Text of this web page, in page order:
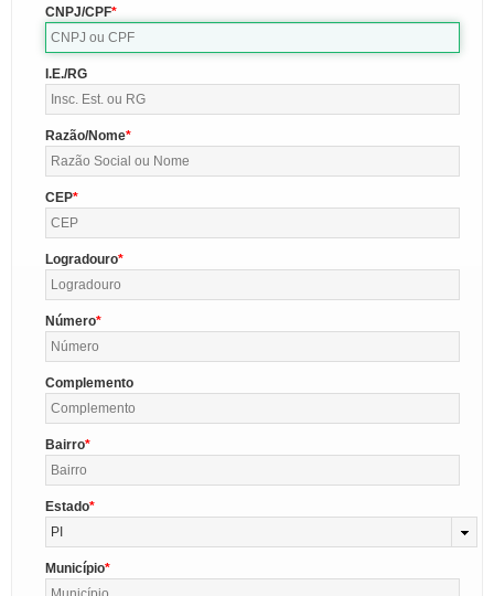
CNPJ/CPF
I.E./RG
Razão/Nome
CEP
Logradouro
Número
Complemento
Bairro
Estado
PI
Município